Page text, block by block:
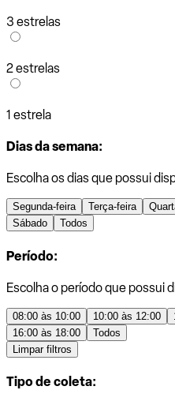
3 estrelas
2 estrelas
1 estrela
Dias da semana:
Escolha os dias que possui
Segunda-feira Terça-feira
Sábado
Todos
Período:
Escolha o período que possui
08:00 às 10:00 10:00 às 12:00
16:00 às 18:00
Todos
Limpar filtros
Tipo de coleta: